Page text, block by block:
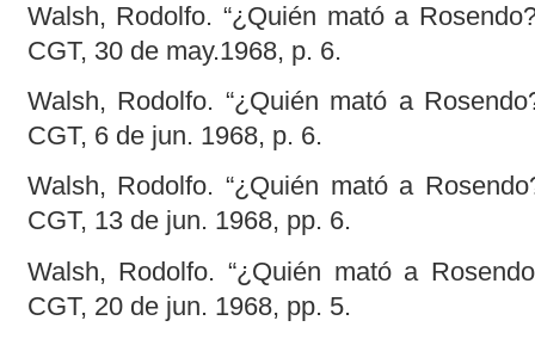
Walsh, Rodolfo. “¿Quién mató a
CGT, 30 de may.1968, p. 6.
Walsh, Rodolfo. “¿Quién mató a
CGT, 6 de jun. 1968, p. 6.
Walsh, Rodolfo. “¿Quién mató a
CGT, 13 de jun. 1968, pp. 6.
Walsh, Rodolfo. “¿Quién mató a
CGT, 20 de jun. 1968, pp. 5.